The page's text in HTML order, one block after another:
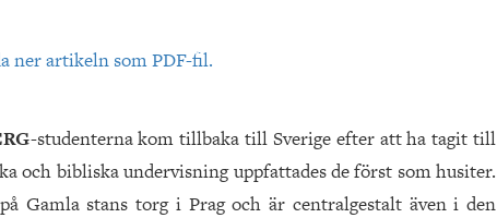
ner artikeln som PDF-fil.
-studenterna kom tillbaka till Sverige efter att ha tagit till
och bibliska undervisning uppfattades de först som husiter.
Gamla stans torg i Prag och är centralgestalt även i den